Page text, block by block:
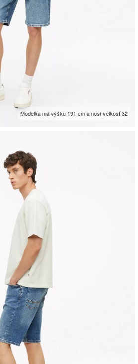
Modelka má výšku 191 cm a nosí veľkosť 32